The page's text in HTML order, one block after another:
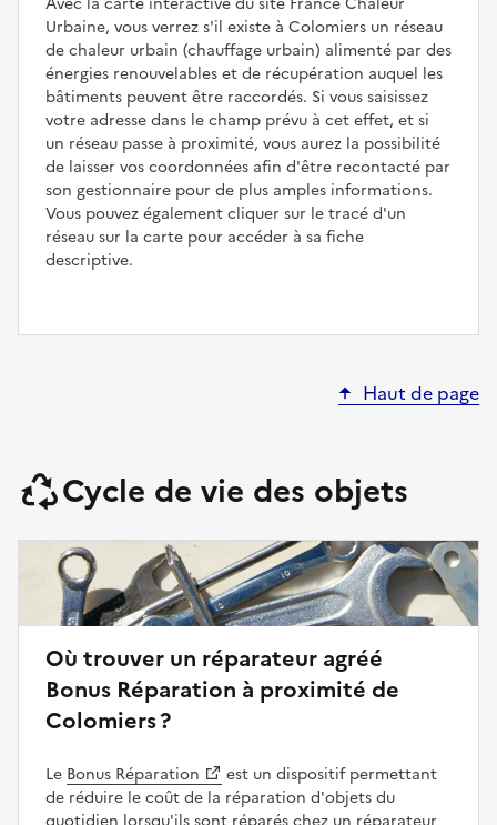
Urbaine, vous verrez s'il existe à Colomiers un réseau
de chaleur urbain (chauffage urbain) alimenté par des
énergies renouvelables et de récupération auquel les
bâtiments peuvent être raccordés. Si vous saisissez
votre adresse dans le champ prévu à cet effet, et si
un réseau passe à proximité, vous aurez la possibilité
de laisser vos coordonnées afin d'être recontacté par
son gestionnaire pour de plus amples informations.
Vous pouvez également cliquer sur le tracé d'un
réseau sur la carte pour accéder à sa fiche
descriptive.
Haut de page
Cycle de vie des objets
Où trouver un réparateur agréé
Bonus Réparation à proximité de
Colomiers ?
Le Bonus Réparation
est un dispositif permettant
de réduire le coût de la réparation d'objets du